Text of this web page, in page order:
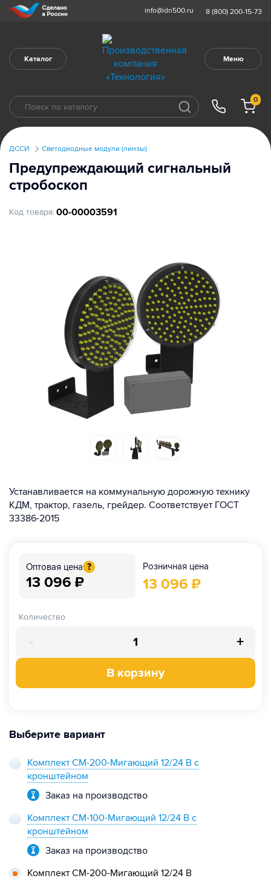
info@idn500.ru 8 (800) 200-15-73
Каталог Меню
0
ДССИ Светодиодные модули (линзы)
Предупреждающий сигнальный
стробоскоп
Код товара: 00-00003591
Устанавливается на коммунальную дорожную технику
КДМ, трактор, газель, грейдер. Соответствует ГОСТ
33386-2015
Оптовая цена ?
13 096 ₽
Розничная цена
13 096 ₽
Количество
- +
В корзину
Выберите вариант
Комплект СМ-200-Мигающий 12/24 В с
кронштейном
Заказ на производство
Комплект СМ-100-Мигающий 12/24 В с
кронштейном
Заказ на производство
Комплект СМ-200-Мигающий 12/24 В